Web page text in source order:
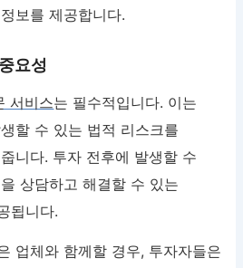
보를 제공합니다.
요성
서비스는 필수적입니다. 이는
할 수 있는 법적 리스크를
니다. 투자 전후에 발생할 수
상담하고 해결할 수 있는
됩니다.
업체와 함께할 경우, 투자자들은